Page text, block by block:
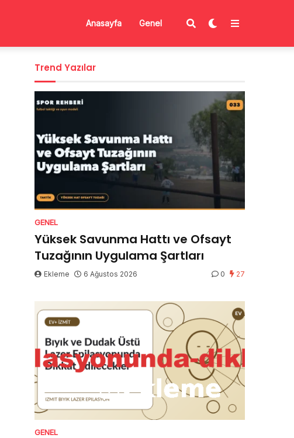
Anasayfa Genel
Trend Yazılar
GENEL
Yüksek Savunma Hattı ve Ofsayt
Tuzağının Uygulama Şartları
Ekleme 6 Ağustos 2026 0 27
GENEL